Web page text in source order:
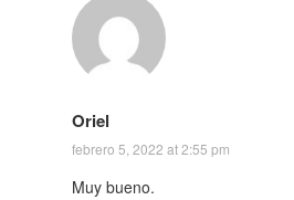
Oriel
febrero 5, 2022 at 2:55 pm
Muy bueno.